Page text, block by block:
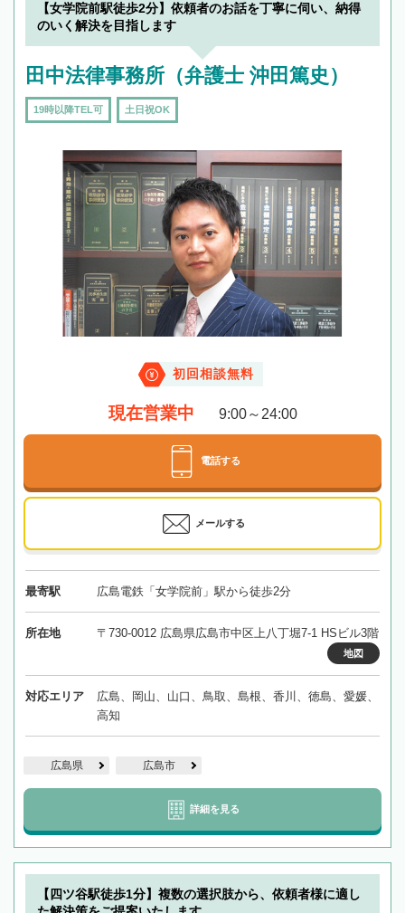
【女学院前駅徒歩2分】依頼者のお話を丁寧に伺い、納得
のいく解決を目指します
田中法律事務所（弁護士 沖田篤史）
19時以降TEL可 土日祝OK
初回相談無料
現在営業中 9:00～24:00
電話する
メールする
最寄駅 広島電鉄「女学院前」駅から徒歩2分
所在地 〒730-0012 広島県広島市中区上八丁堀7-1 HSビル3階
地図
対応エリア
広島、岡山、山口、鳥取、島根、香川、徳島、愛媛、
高知
広島県 広島市
詳細を見る
【四ツ谷駅徒歩1分】複数の選択肢から、依頼者様に適し